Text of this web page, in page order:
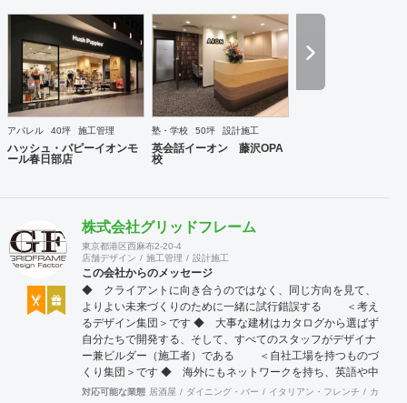
社ならではの実績をご確認下さい。 <a
href="https://www.partsinc.co.jp/">https://www.partsinc.co.jp/</a>
アパレル 40坪 施工管理
ハッシュ・パピーイオンモ
ール春日部店
塾・学校 50坪 設計施工
英会話イーオン 藤沢OPA
校
株式会社グリッドフレーム
東京都港区西麻布2-20-4
店舗デザイン
施工管理 設計施工
この会社からのメッセージ
◆ クライアントに向き合うのではなく、同じ方向を見て、
よりよい未来づくりのために一緒に試行錯誤する ＜考え
るデザイン集団＞です ◆ 大事な建材はカタログから選ばず
自分たちで開発する、そして、すべてのスタッフがデザイナ
ー兼ビルダー（施工者）である ＜自社工場を持つものづ
くり集団＞です ◆ 海外にもネットワークを持ち、英語や中
国語に堪能なスタッフたちが、海外から国内への出店をスム
対応可能な業態 居酒屋 ダイニング・バー イタリアン・フレンチ カフェ